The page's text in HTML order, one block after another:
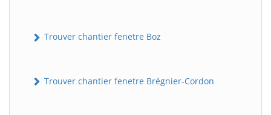
Trouver chantier fenetre Boz
Trouver chantier fenetre Brégnier-Cordon